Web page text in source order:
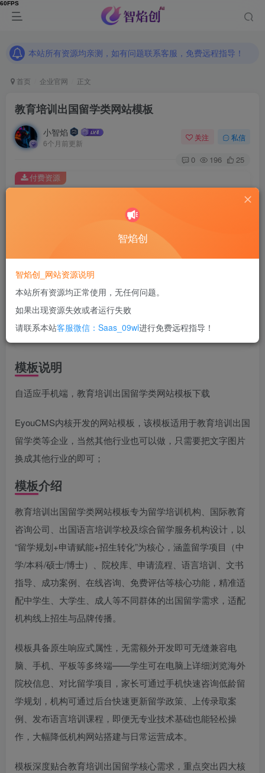
本站所有资源均亲测，如有问题联系客服，免费远程指导！
本站所有资源均亲测，如有问题联系客服，免费远程指导！
首页 企业官网 正文
教育培训出国留学类网站模板
小智焰
6个月前更新
关注 私信
0 196 25
此内容为付费资源，请付费后查看
RMB9.9
超级合伙人
您当前未登录！建议登陆后购买，可保存购买订单
所有工作流及网站模板均无任何问题！
付费资源
模板说明
自适应手机端，教育培训出国留学类网站模板下载
EyouCMS内核开发的网站模板，该模板适用于教育培训出国
留学类等企业，当然其他行业也可以做，只需要把文字图片
换成其他行业的即可；
模板介绍
教育培训出国留学类网站模板专为留学培训机构、国际教育
咨询公司、出国语言培训学校及综合留学服务机构设计，以
“留学规划+申请赋能+招生转化”为核心，涵盖留学项目（中
学/本科/硕士/博士）、院校库、申请流程、语言培训、文书
指导、成功案例、在线咨询、免费评估等核心功能，精准适
配中学生、大学生、成人等不同群体的出国留学需求，适配
机构线上招生与品牌传播。
模板具备原生响应式属性，无需额外开发即可无缝兼容电
脑、手机、平板等多终端——学生可在电脑上详细浏览海外
院校信息、对比留学项目，家长可通过手机快速咨询低龄留
学规划，机构可通过后台快速更新留学政策、上传录取案
例、发布语言培训课程，即便无专业技术基础也能轻松操
作，大幅降低机构网站搭建与日常运营成本。
模板深度贴合教育培训出国留学核心需求，重点突出四大核
智焰创
智焰创_网站资源说明
本站所有资源均正常使用，无任何问题。
如果出现资源失效或者运行失败
请联系本站客服微信：Saas_09wl进行免费远程指导！